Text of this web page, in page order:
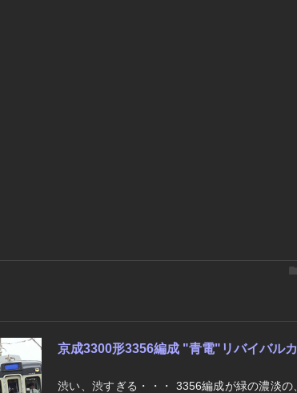
京成3300形3356編成 "青電"リバイバル
渋い、渋すぎる・・・ 3356編成が緑の濃淡